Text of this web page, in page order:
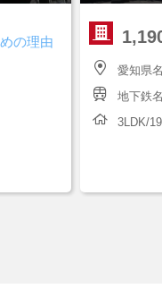
の理由
愛知県
地下鉄
3LDK/